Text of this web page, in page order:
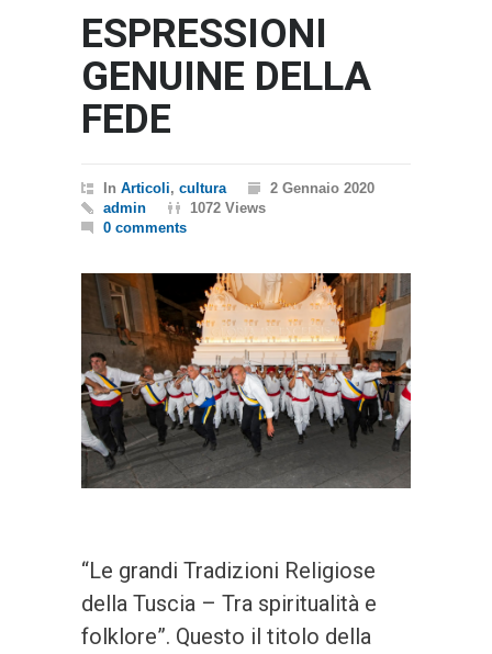
ESPRESSIONI
GENUINE DELLA
FEDE
In Articoli, cultura
2 Gennaio 2020
admin
1072 Views
0 comments
“Le grandi Tradizioni Religiose
della Tuscia – Tra spiritualità e
folklore”. Questo il titolo della